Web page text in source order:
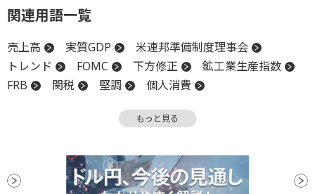
関連用語一覧
売上高 実質GDP
米連邦準備制度理事会
トレンド
FOMC 下方修正
鉱工業生産指数
FRB
関税 堅調
個人消費
もっと見る